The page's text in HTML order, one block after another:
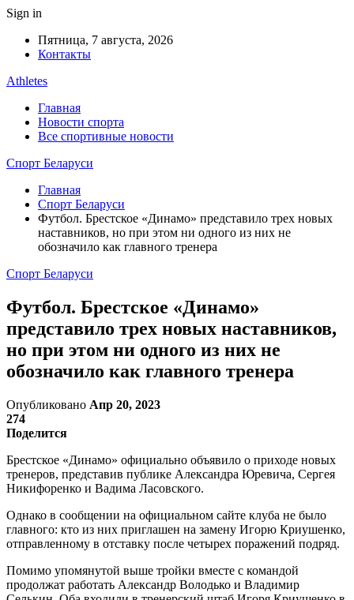
Sign in
Пятница, 7 августа, 2026
Контакты
Athletes
Главная
Новости спорта
Все спортивные новости
Спорт Беларуси
Главная
Спорт Беларуси
Футбол. Брестское «Динамо» представило трех новых
наставников, но при этом ни одного из них не
обозначило как главного тренера
Спорт Беларуси
Футбол. Брестское «Динамо»
представило трех новых наставников,
но при этом ни одного из них не
обозначило как главного тренера
Опубликовано Апр 20, 2023
274
Поделится
Брестское «Динамо» официально объявило о приходе новых
тренеров, представив публике Александра Юревича, Сергея
Никифоренко и Вадима Ласовского.
Однако в сообщении на официальном сайте клуба не было
главного: кто из них приглашен на замену Игорю Криушенко,
отправленному в отставку после четырех поражений подряд.
Помимо упомянутой выше тройки вместе с командой
продолжат работать Александр Володько и Владимир